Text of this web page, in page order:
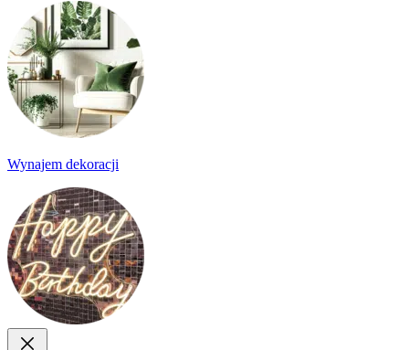
Wynajem dekoracji